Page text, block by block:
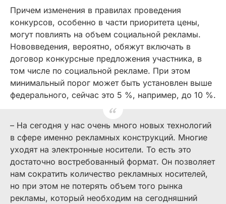
Причем изменения в правилах проведения
конкурсов, особенно в части приоритета цены,
могут повлиять на объем социальной рекламы.
Нововведения, вероятно, обяжут включать в
договор конкурсные предложения участника, в
том числе по социальной рекламе. При этом
минимальный порог может быть установлен выше
федерального, сейчас это 5 %, например, до 10 %.
– На сегодня у нас очень много новых технологий
в сфере именно рекламных конструкций. Многие
уходят на электронные носители. То есть это
достаточно востребованный формат. Он позволяет
нам сократить количество рекламных носителей,
но при этом не потерять объем того рынка
рекламы, который необходим на сегодняшний